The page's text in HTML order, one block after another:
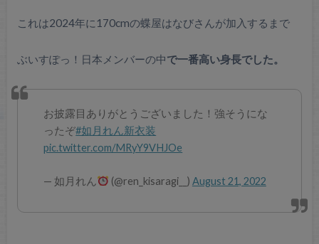
これは2024年に170cmの蝶屋はなびさんが加入するまで
ぶいすぽっ！日本メンバーの中で一番高い身長でした。
お披露目ありがとうございました！強そうにな
ったぞ#如月れん新衣装
pic.twitter.com/MRyY9VHJOe
— 如月れん (@ren_kisaragi__) August 21, 2022